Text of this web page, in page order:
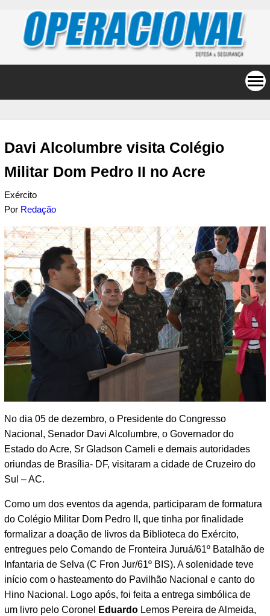
Davi Alcolumbre visita Colégio
Militar Dom Pedro II no Acre
Exército
Por Redação
No dia 05 de dezembro, o Presidente do Congresso
Nacional, Senador Davi Alcolumbre, o Governador do
Estado do Acre, Sr Gladson Cameli e demais autoridades
oriundas de Brasília- DF, visitaram a cidade de Cruzeiro do
Sul – AC.
Como um dos eventos da agenda, participaram de formatura
do Colégio Militar Dom Pedro II, que tinha por finalidade
formalizar a doação de livros da Biblioteca do Exército,
entregues pelo Comando de Fronteira Juruá/61º Batalhão de
Infantaria de Selva (C Fron Jur/61º BIS). A solenidade teve
início com o hasteamento do Pavilhão Nacional e canto do
Hino Nacional. Logo após, foi feita a entrega simbólica de
um livro pelo Coronel
Eduardo Lemos Pereira de Almeida,